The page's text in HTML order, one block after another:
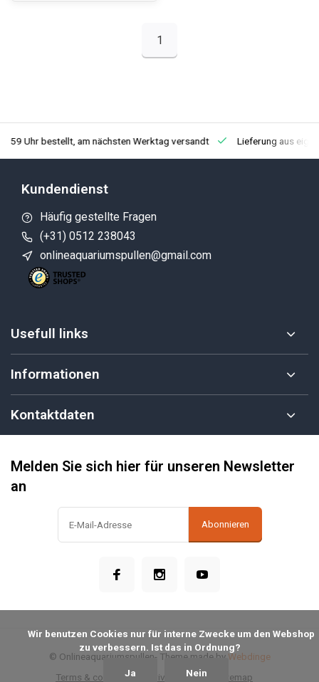
1
Uhr bestellt, am nächsten Werktag versandt Lieferung aus
Kundendienst
Häufig gestellte Fragen
(+31) 0512 238043
onlineaquariumspullen@gmail.com
Usefull links
Informationen
Kontaktdaten
Melden Sie sich hier für unseren Newsletter
an
Abonnieren
Terms & conditions Privacy Policy Sitemap
© Onlineaquariumspullen- Theme made by Webdinge
zu verbessern. Ist das in Ordnung?
Ja Nein